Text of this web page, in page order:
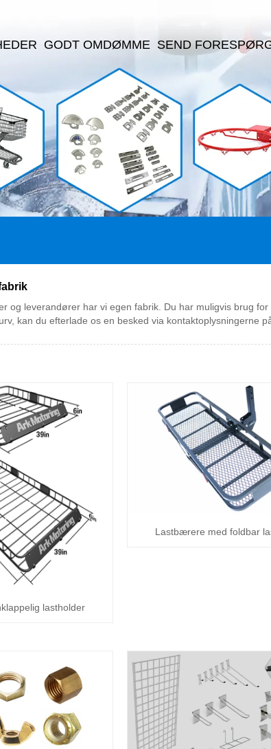
GODT OMDØMME SEND
og leverandører har vi egen fabrik. Du har muligvis brug
kan du efterlade os en besked via kontaktoplysningerne
lastholder
Lastbærere med foldbar